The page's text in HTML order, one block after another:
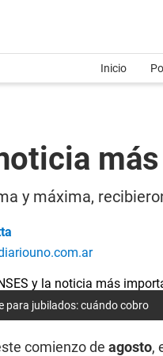
Inicio
y máxima,
para jubilados: cuándo cobro
comienzo de agosto,